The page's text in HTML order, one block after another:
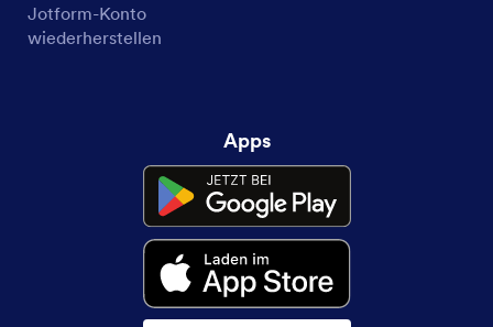
Jotform-Konto
wiederherstellen
Apps